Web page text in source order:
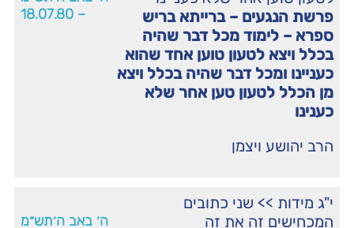
פרשת הנגעים – ברייתא בריש
ספרא – לימוד מכל דבר שהיה
בכלל ויצא לטעון טוען אחד שהוא
כעניינו ומכל דבר שהיה בכלל ויצא
מן הכלל לטעון טען אחר שלא
כענינו
הרב יהושע ויצמן
– 18.07.80
י"ג מידות >> שני כתובים
המכחישים זה את זה
ה׳ באב ה׳תש״מ